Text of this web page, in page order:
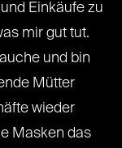
Einkäufe zu
mir gut tut.
und bin
Mütter
wieder
Masken das